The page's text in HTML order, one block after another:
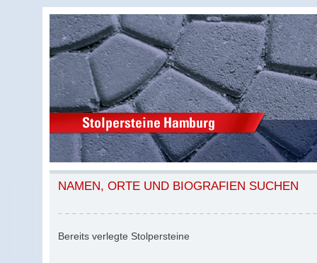
NAMEN, ORTE UND BIOGRAFIEN SUCHEN
Bereits verlegte Stolpersteine